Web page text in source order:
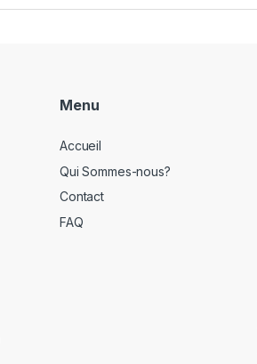
Menu
Accueil
Qui Sommes-nous?
Contact
FAQ